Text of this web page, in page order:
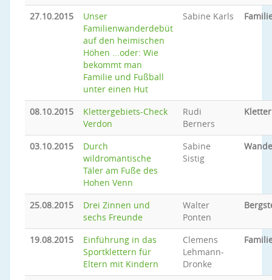
27.10.2015
Unser
Familienwanderdebüt
auf den heimischen
Höhen ...oder: Wie
bekommt man
Familie und Fußball
unter einen Hut
Sabine Karls
08.10.2015
Klettergebiets-Check
Verdon
Rudi
Berners
03.10.2015
Durch
wildromantische
Täler am Fuße des
Hohen Venn
Sabine
Sistig
25.08.2015
Drei Zinnen und
sechs Freunde
Walter
Ponten
19.08.2015
Einführung in das
Sportklettern für
Eltern mit Kindern
Clemens
Lehmann-
Dronke